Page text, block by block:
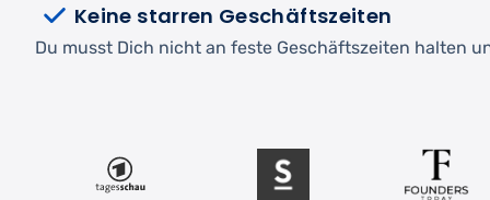
Keine starren Geschäftszeiten
Du musst Dich nicht an feste Geschäftszeiten halten